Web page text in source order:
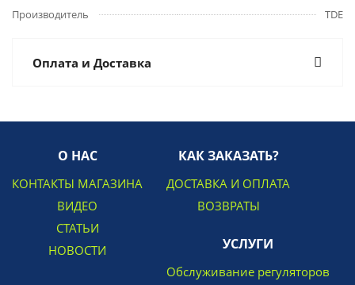
Производитель
TDE
Оплата и Доставка
О НАС
КОНТАКТЫ МАГАЗИНА
ВИДЕО
СТАТЬИ
НОВОСТИ
КАК ЗАКАЗАТЬ?
ДОСТАВКА И ОПЛАТА
ВОЗВРАТЫ
УСЛУГИ
Обслуживание регуляторов